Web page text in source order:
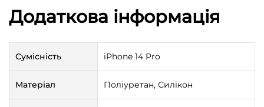
Додаткова інформація
Сумісність iPhone 14 Pro
Матеріал Поліуретан, Силікон